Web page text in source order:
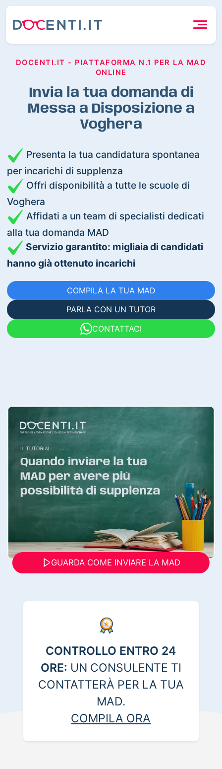
DOCENTI.IT - PIATTAFORMA N.1 PER LA MAD
ONLINE
Invia la tua domanda di
Messa a Disposizione a
Voghera
Presenta la tua candidatura spontanea
per incarichi di supplenza
Offri disponibilità a tutte le scuole di
Voghera
Affidati a un team di specialisti dedicati
alla tua domanda MAD
Servizio garantito: migliaia di candidati
hanno già ottenuto incarichi
COMPILA LA TUA MAD
PARLA CON UN TUTOR
CONTATTACI
GUARDA COME INVIARE LA MAD
CONTROLLO ENTRO 24
ORE: UN CONSULENTE TI
CONTATTERÀ PER LA TUA
MAD.
COMPILA ORA